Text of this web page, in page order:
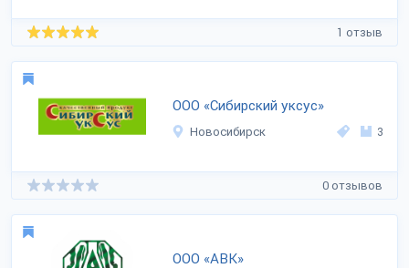
1 отзыв
ООО «Сибирский уксус»
Новосибирск 3
0 отзывов
ООО «АВК»